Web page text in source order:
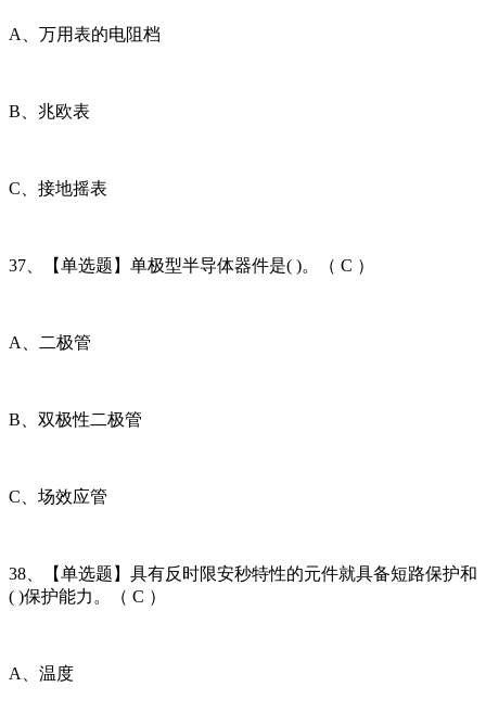
A、万用表的电阻档
B、兆欧表
C、接地摇表
37、【单选题】单极型半导体器件是( )。（ C ）
A、二极管
B、双极性二极管
C、场效应管
38、【单选题】具有反时限安秒特性的元件就具备短路保护和
( )保护能力。（ C ）
A、温度